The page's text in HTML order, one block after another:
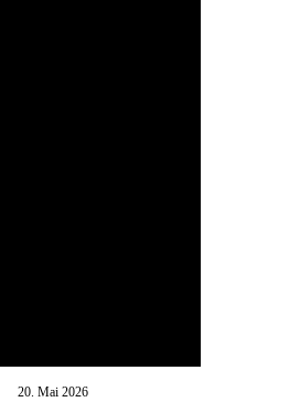
20. Mai 2026